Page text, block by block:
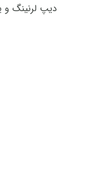
دیپ لرنینگ و یادگیری عمیق